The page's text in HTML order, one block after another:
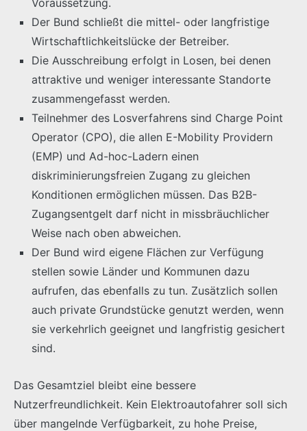
Der Bund schließt die mittel- oder langfristige
Wirtschaftlichkeitslücke der Betreiber.
Die Ausschreibung erfolgt in Losen, bei denen
attraktive und weniger interessante Standorte
zusammengefasst werden.
Teilnehmer des Losverfahrens sind Charge Point
Operator (CPO), die allen E-Mobility Providern
(EMP) und Ad-hoc-Ladern einen
diskriminierungsfreien Zugang zu gleichen
Konditionen ermöglichen müssen. Das B2B-
Zugangsentgelt darf nicht in missbräuchlicher
Weise nach oben abweichen.
Der Bund wird eigene Flächen zur Verfügung
stellen sowie Länder und Kommunen dazu
aufrufen, das ebenfalls zu tun. Zusätzlich sollen
auch private Grundstücke genutzt werden, wenn
sie verkehrlich geeignet und langfristig gesichert
sind.
Das Gesamtziel bleibt eine bessere
Nutzerfreundlichkeit. Kein Elektroautofahrer soll sich
über mangelnde Verfügbarkeit, zu hohe Preise,